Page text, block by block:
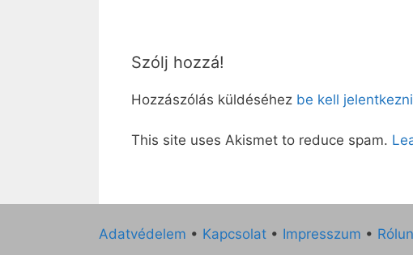
Szólj hozzá!
Hozzászólás küldéséhez be kell jelentkezni
This site uses Akismet to reduce spam.
Adatvédelem • Kapcsolat • Impresszum •